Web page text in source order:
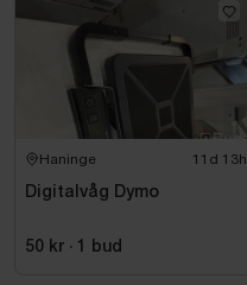
Haninge 11d 13h
Digitalvåg Dymo
50 kr · 1 bud